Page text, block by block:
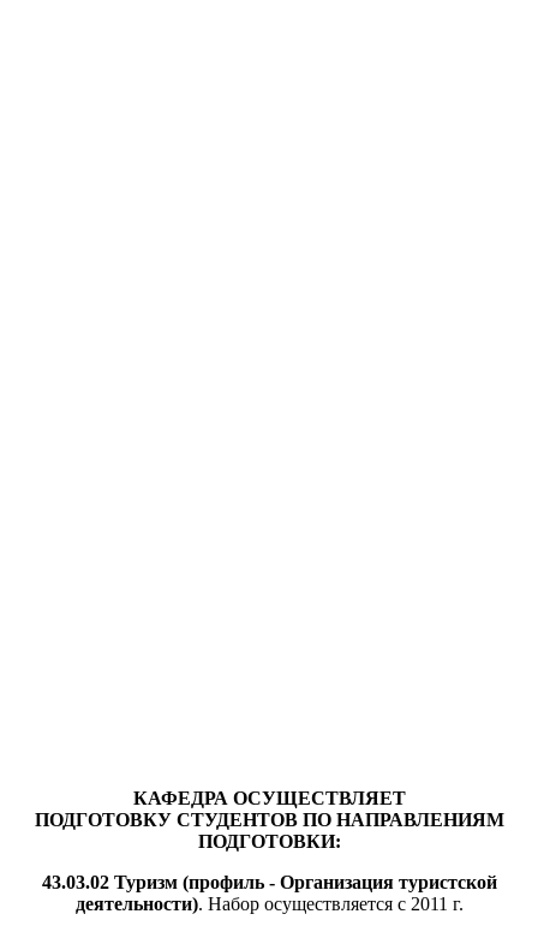
КАФЕДРА ОСУЩЕСТВЛЯЕТ
ПОДГОТОВКУ СТУДЕНТОВ ПО НАПРАВЛЕНИЯМ
ПОДГОТОВКИ:
43.03.02 Туризм (профиль - Организация туристской
деятельности). Набор осуществляется с 2011 г.